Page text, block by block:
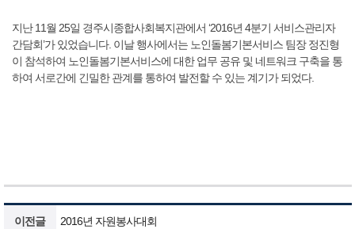
지난 11월 25일 경주시종합사회복지관에서 ‘2016년 4분기 서비스관리자
간담회’가 있었습니다. 이날 행사에서는 노인돌봄기본서비스 팀장 정진형
이 참석하여 노인돌봄기본서비스에 대한 업무 공유 및 네트워크 구축을 통
하여 서로간에 긴밀한 관계를 통하여 발전할 수 있는 계기가 되었다.
이전글 2016년 자원봉사대회